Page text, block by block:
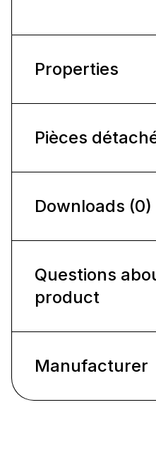
Properties
Pièces
Downloads (0)
Questions
product
Manufacturer